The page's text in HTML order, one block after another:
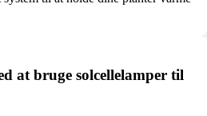
at bruge solcellelamper til